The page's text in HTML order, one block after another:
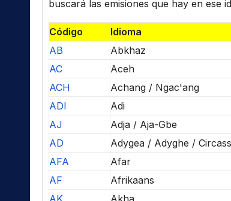
buscará las emisiones que hay en ese
Código
Idioma
AB
Abkhaz
AC
Aceh
ACH
Achang / Ngac'ang
ADI
Adi
AJ
Adja / Aja-Gbe
AD
Adygea / Adyghe /
AFA
Afar
AF
Afrikaans